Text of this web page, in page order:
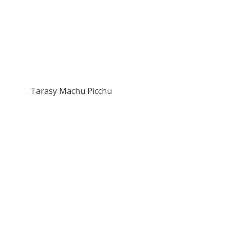
Tarasy Machu Picchu